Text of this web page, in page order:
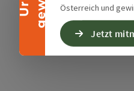
Österreich und
Jetzt